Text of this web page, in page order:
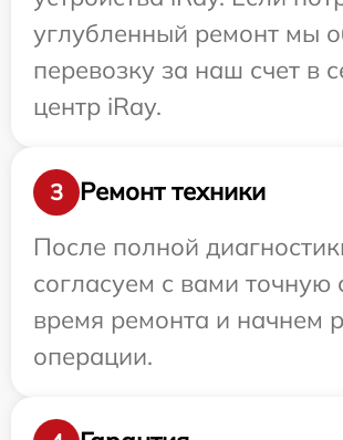
углубленный ремонт мы
перевозку за наш счет в
центр iRay.
3
Ремонт техники
После полной
согласуем с вами точную
время ремонта и начнем
операции.